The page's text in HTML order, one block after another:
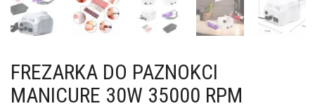
FREZARKA DO PAZNOKCI
MANICURE 30W 35000 RPM